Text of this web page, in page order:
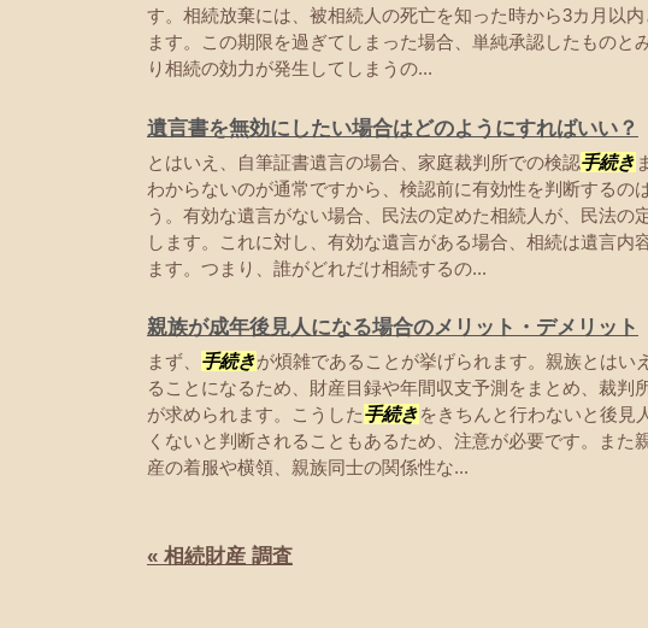
す。相続放棄には、被相続人の死亡を知った時から3カ月以
ます。この期限を過ぎてしまった場合、単純承認したものと
り相続の効力が発生してしまうの...
遺言書を無効にしたい場合はどのようにすればいい？
とはいえ、自筆証書遺言の場合、家庭裁判所での検認手続き
わからないのが通常ですから、検認前に有効性を判断するの
う。有効な遺言がない場合、民法の定めた相続人が、民法の
します。これに対し、有効な遺言がある場合、相続は遺言内
ます。つまり、誰がどれだけ相続するの...
親族が成年後見人になる場合のメリット・デメリット
まず、 手続きが煩雑であることが挙げられます。親族とはい
ることになるため、財産目録や年間収支予測をまとめ、裁判
が求められます。こうした手続きをきちんと行わないと後見
くないと判断されることもあるため、注意が必要です。また
産の着服や横領、親族同士の関係性な...
« 相続財産 調査